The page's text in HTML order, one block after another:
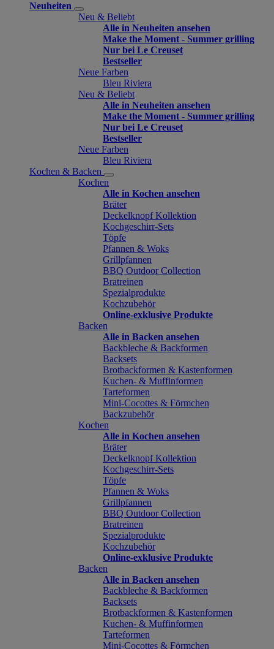
Neuheiten
Neu & Beliebt
Alle in Neuheiten ansehen
Make the Moment - Summer grilling
Nur bei Le Creuset
Bestseller
Neue Farben
Bleu Riviera
Neu & Beliebt
Alle in Neuheiten ansehen
Make the Moment - Summer grilling
Nur bei Le Creuset
Bestseller
Neue Farben
Bleu Riviera
Kochen & Backen
Kochen
Alle in Kochen ansehen
Bräter
Deckelknopf Kollektion
Kochgeschirr-Sets
Töpfe
Pfannen & Woks
Grillpfannen
BBQ Outdoor Collection
Bratreinen
Spezialprodukte
Kochzubehör
Online-exklusive Produkte
Backen
Alle in Backen ansehen
Backbleche & Backformen
Backsets
Brotbackformen & Kastenformen
Kuchen- & Muffinformen
Tarteformen
Mini-Cocottes & Förmchen
Backzubehör
Kochen
Alle in Kochen ansehen
Bräter
Deckelknopf Kollektion
Kochgeschirr-Sets
Töpfe
Pfannen & Woks
Grillpfannen
BBQ Outdoor Collection
Bratreinen
Spezialprodukte
Kochzubehör
Online-exklusive Produkte
Backen
Alle in Backen ansehen
Backbleche & Backformen
Backsets
Brotbackformen & Kastenformen
Kuchen- & Muffinformen
Tarteformen
Mini-Cocottes & Förmchen